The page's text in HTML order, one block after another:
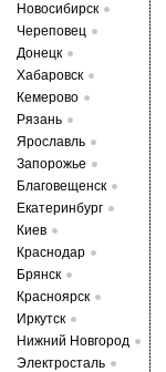
Новосибирск
Череповец
Донецк
Хабаровск
Кемерово
Рязань
Ярославль
Запорожье
Благовещенск
Екатеринбург
Киев
Краснодар
Брянск
Красноярск
Иркутск
Нижний Новгород
Электросталь